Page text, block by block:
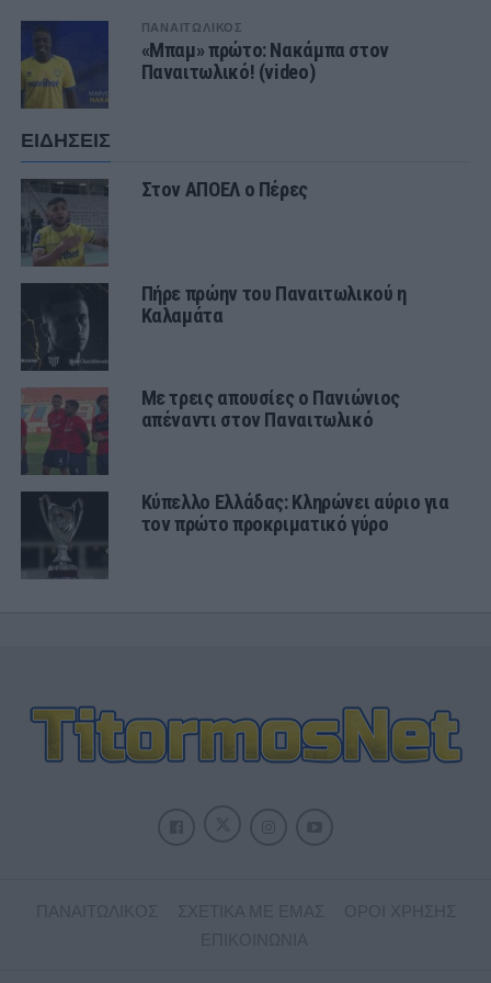
ΠΑΝΑΙΤΩΛΙΚΟΣ
«Μπαμ» πρώτο: Νακάμπα στον
Παναιτωλικό! (video)
ΕΙΔΗΣΕΙΣ
Στον ΑΠΟΕΛ ο Πέρες
Πήρε πρώην του Παναιτωλικού η
Καλαμάτα
Με τρεις απουσίες ο Πανιώνιος
απέναντι στον Παναιτωλικό
Κύπελλο Ελλάδας: Κληρώνει αύριο για
τον πρώτο προκριματικό γύρο